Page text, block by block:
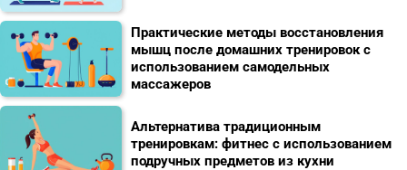
Практические методы восстановления
мышц после домашних тренировок с
использованием самодельных
массажеров
Альтернатива традиционным
тренировкам: фитнес с использованием
подручных предметов из кухни